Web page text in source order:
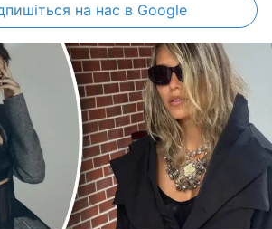
на нас в Google